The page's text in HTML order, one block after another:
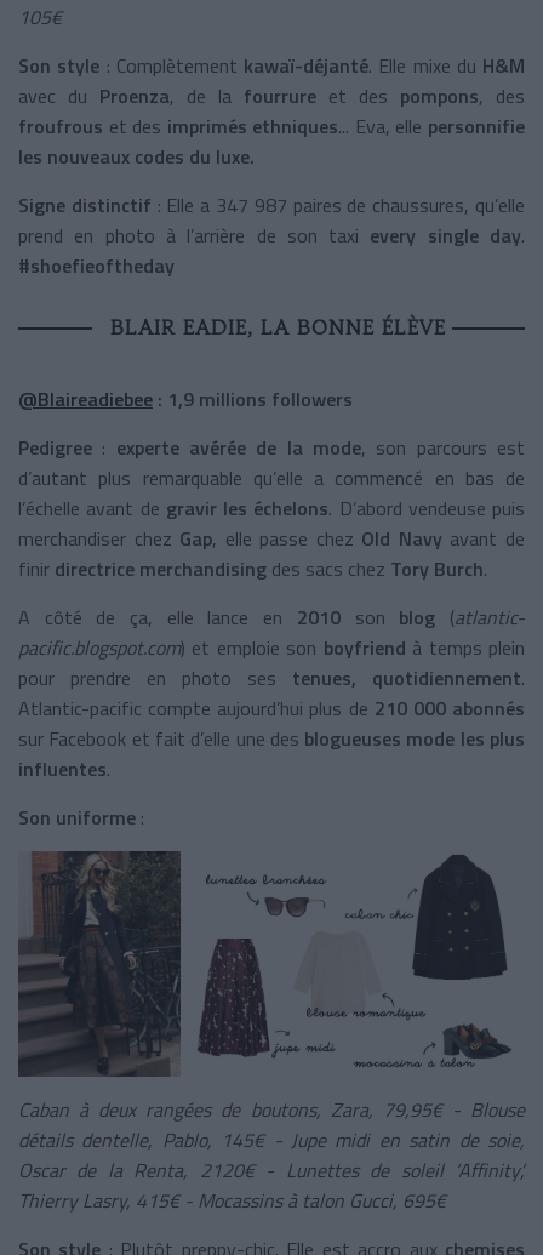
105€
Son style : Complètement kawaï-déjanté. Elle mixe du H&M
avec du Proenza, de la fourrure et des pompons, des
froufrous et des imprimés ethniques... Eva, elle personnifie
les nouveaux codes du luxe.
Signe distinctif : Elle a 347 987 paires de chaussures, qu’elle
prend en photo à l’arrière de son taxi every single day.
#shoefieoftheday
BLAIR EADIE, LA BONNE ÉLÈVE
@Blaireadiebee : 1,9 millions followers
Pedigree : experte avérée de la mode, son parcours est
d’autant plus remarquable qu’elle a commencé en bas de
l’échelle avant de gravir les échelons. D’abord vendeuse puis
merchandiser chez Gap, elle passe chez Old Navy avant de
finir directrice merchandising des sacs chez Tory Burch.
A côté de ça, elle lance en 2010 son blog (atlantic-
pacific.blogspot.com) et emploie son boyfriend à temps plein
pour prendre en photo ses tenues, quotidiennement.
Atlantic-pacific compte aujourd’hui plus de 210 000 abonnés
sur Facebook et fait d’elle une des blogueuses mode les plus
influentes.
Son uniforme :
Caban à deux rangées de boutons, Zara, 79,95€ - Blouse
détails dentelle, Pablo, 145€ - Jupe midi en satin de soie,
Oscar de la Renta, 2120€ - Lunettes de soleil ‘Affinity’,
Thierry Lasry, 415€ - Mocassins à talon Gucci, 695€
Son style : Plutôt preppy-chic. Elle est accro aux chemises